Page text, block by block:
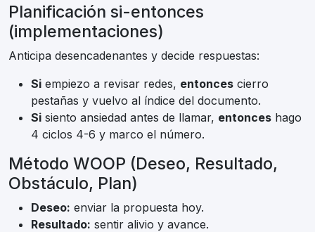
Planificación si-entonces
(implementaciones)
Anticipa desencadenantes y decide respuestas:
Si empiezo a revisar redes, entonces cierro
pestañas y vuelvo al índice del documento.
Si siento ansiedad antes de llamar, entonces hago
4 ciclos 4-6 y marco el número.
Método WOOP (Deseo, Resultado,
Obstáculo, Plan)
Deseo: enviar la propuesta hoy.
Resultado: sentir alivio y avance.